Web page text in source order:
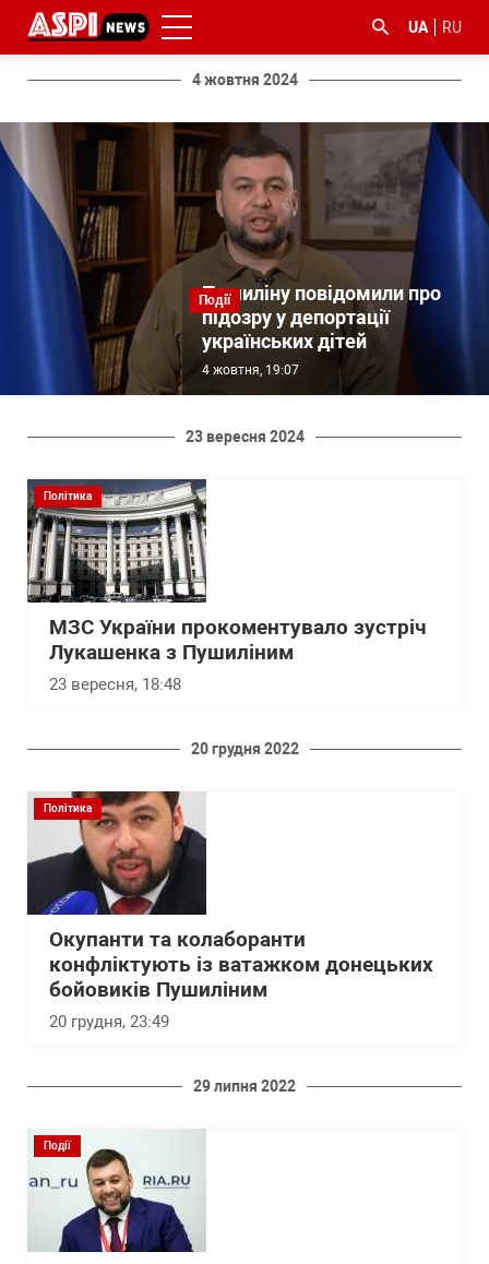
UA RU
4 жовтня 2024
Події
Пушиліну повідомили про
підозру у депортації
українських дітей
4 жовтня, 19:07
23 вересня 2024
Політика
МЗС України прокоментувало зустріч
Лукашенка з Пушиліним
23 вересня, 18:48
20 грудня 2022
Політика
Окупанти та колаборанти
конфліктують із ватажком донецьких
бойовиків Пушиліним
20 грудня, 23:49
29 липня 2022
Події
#боротьба
з
корупцією
#ДФС #Київ #коронавірус